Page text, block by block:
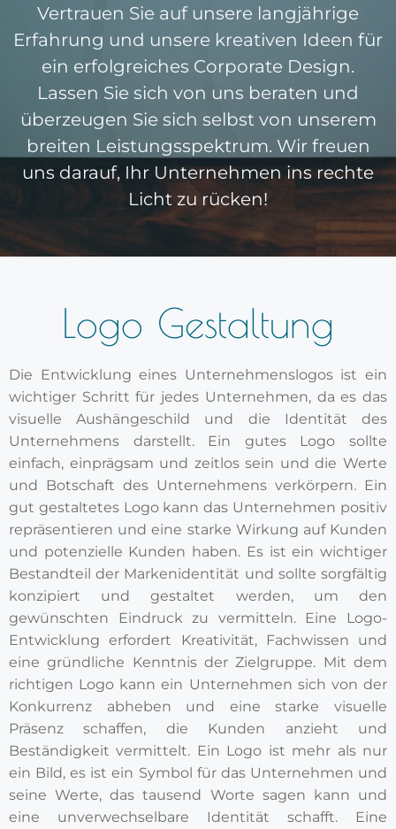
Vertrauen Sie auf unsere langjährige
Erfahrung und unsere kreativen Ideen für
ein erfolgreiches Corporate Design.
Lassen Sie sich von uns beraten und
überzeugen Sie sich selbst von unserem
breiten Leistungsspektrum. Wir freuen
uns darauf, Ihr Unternehmen ins rechte
Licht zu rücken!
Logo Gestaltung
Die Entwicklung eines Unternehmenslogos ist ein
wichtiger Schritt für jedes Unternehmen, da es das
visuelle Aushängeschild und die Identität des
Unternehmens darstellt. Ein gutes Logo sollte
einfach, einprägsam und zeitlos sein und die Werte
und Botschaft des Unternehmens verkörpern. Ein
gut gestaltetes Logo kann das Unternehmen positiv
repräsentieren und eine starke Wirkung auf Kunden
und potenzielle Kunden haben. Es ist ein wichtiger
Bestandteil der Markenidentität und sollte sorgfältig
konzipiert und gestaltet werden, um den
gewünschten Eindruck zu vermitteln. Eine Logo-
Entwicklung erfordert Kreativität, Fachwissen und
eine gründliche Kenntnis der Zielgruppe. Mit dem
richtigen Logo kann ein Unternehmen sich von der
Konkurrenz abheben und eine starke visuelle
Präsenz schaffen, die Kunden anzieht und
Beständigkeit vermittelt. Ein Logo ist mehr als nur
ein Bild, es ist ein Symbol für das Unternehmen und
seine Werte, das tausend Worte sagen kann und
eine unverwechselbare Identität schafft. Eine